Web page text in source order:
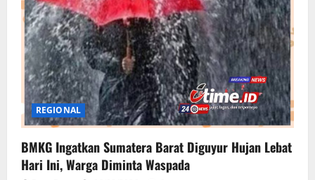
REGIONAL
BMKG Ingatkan Sumatera Barat Diguyur Hujan Lebat
Hari Ini, Warga Diminta Waspada